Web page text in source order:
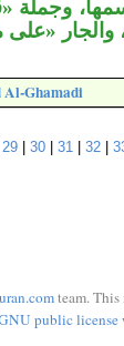
«على
Al-Ghamadi
29| 30| 31 32|
team. This
public license